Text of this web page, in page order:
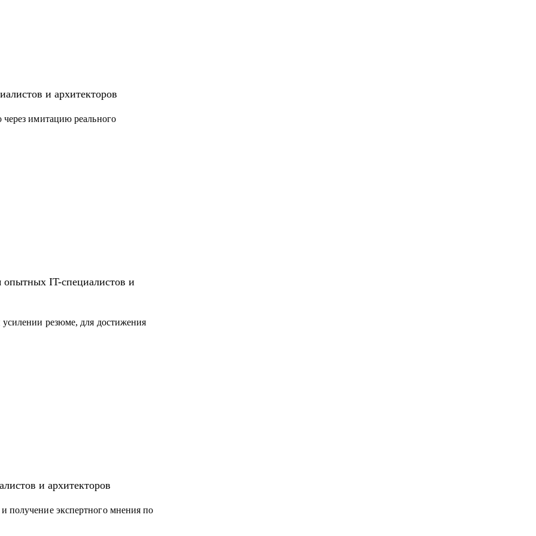
к собеседованиям.
и архитекторов
через имитацию реального
опытных IT-специалистов и
резюме, для достижения
и архитекторов
получение экспертного мнения по